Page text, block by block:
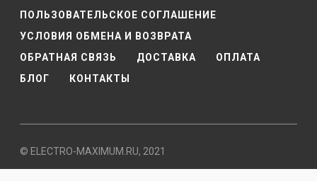
ПОЛЬЗОВАТЕЛЬСКОЕ СОГЛАШЕНИЕ
УСЛОВИЯ ОБМЕНА И ВОЗВРАТА
ОБРАТНАЯ СВЯЗЬ
ДОСТАВКА
ОПЛАТА
БЛОГ
КОНТАКТЫ
© ELECTRO-MAXIMUM.RU, 2021